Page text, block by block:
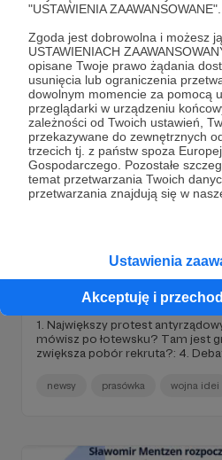
"USTAWIENIA ZAAWANSOWANE".
Zgoda jest dobrowolna i możesz
USTAWIENIACH
opisane Twoje prawo żądania
usunięcia lub ograniczenia
dowolnym momencie za pomocą
przeglądarki w urządzeniu
zależności od Twoich ustawień,
przekazywane do zewnętrznych
trzecich tj. z państw spoza
Gospodarczego. Pozostałe
temat przetwarzania Twoich
przetwarzania znajdują się w
Ustawienia
Akceptuję i
wolnych miejsc pracy w Europie:
Polski i akcje pomocy dla
newsy prasówka wojna idei
Brak komentarzy
Prasówka - bonus
1. Największy protest
mówisz po łotewsku? Tam jest
zwiększa pobór rekruta?: 4.
7. Bill Gates chciałby wdrożenia
osobistych: 8. Patrol obywatelski
newsy prasówka wojna idei